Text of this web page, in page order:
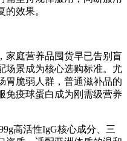
效果。
家庭营养品囤货早已告别盲
场景成为核心选购标准。尤
胃脆弱人群，普通滋补品的
免疫球蛋白成为刚需级营养
高活性IgG核心成分、三